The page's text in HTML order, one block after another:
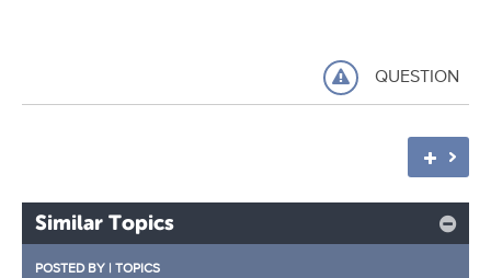
QUESTION
Similar Topics
POSTED BY | TOPICS